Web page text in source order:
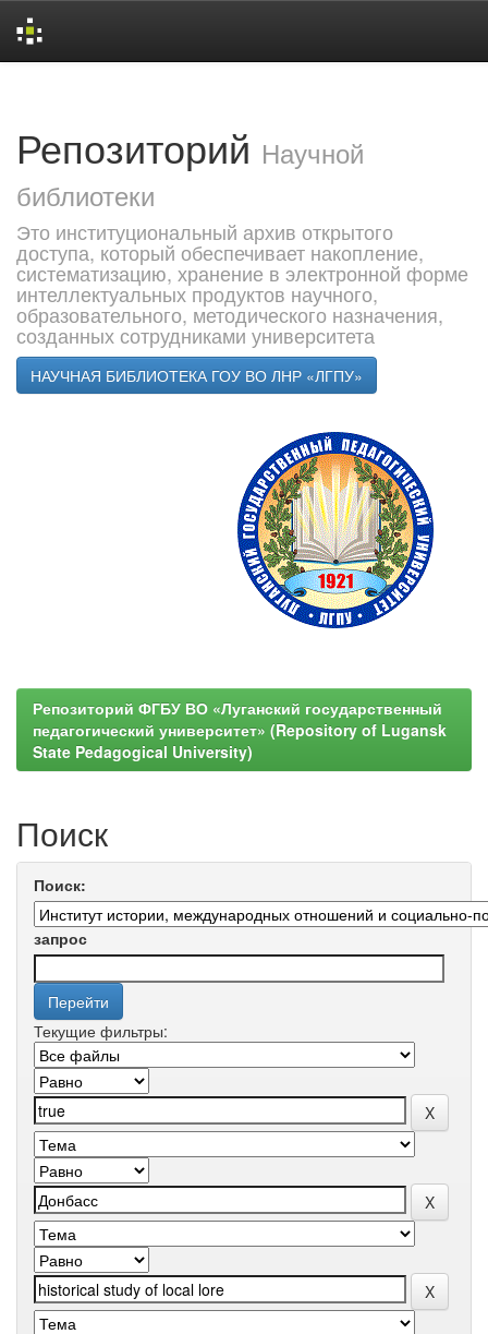
Репозиторий Научной
библиотеки
Это институциональный архив открытого
доступа, который обеспечивает накопление,
систематизацию, хранение в электронной форме
интеллектуальных продуктов научного,
образовательного, методического назначения,
созданных сотрудниками университета
НАУЧНАЯ БИБЛИОТЕКА ГОУ ВО ЛНР «ЛГПУ»
Репозиторий ФГБУ ВО «Луганский государственный
педагогический университет» (Repository of Lugansk
State Pedagogical University)
Поиск
Поиск:
запрос
Текущие фильтры: